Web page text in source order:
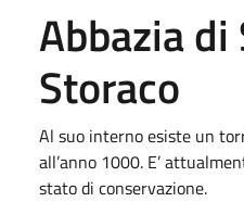
Abbazia
Storaco
Al suo interno esiste un
all’anno 1000. E’
stato di conservazione.